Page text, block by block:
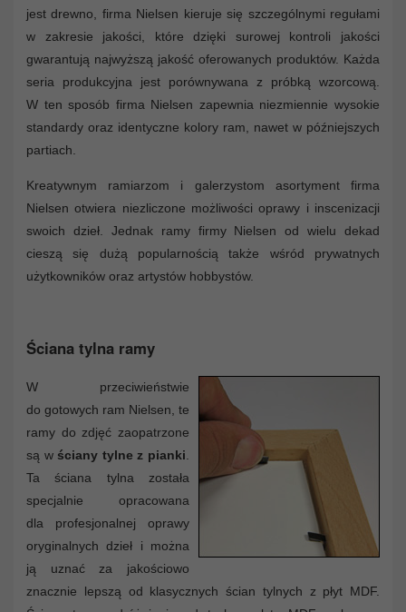
jest drewno, firma Nielsen kieruje się szczególnymi regułami
w zakresie jakości, które dzięki surowej kontroli jakości
gwarantują najwyższą jakość oferowanych produktów. Każda
seria produkcyjna jest porównywana z próbką wzorcową.
W ten sposób firma Nielsen zapewnia niezmiennie wysokie
standardy oraz identyczne kolory ram, nawet w późniejszych
partiach.
Kreatywnym ramiarzom i galerzystom asortyment firma
Nielsen otwiera niezliczone możliwości oprawy i inscenizacji
swoich dzieł. Jednak ramy firmy Nielsen od wielu dekad
cieszą się dużą popularnością także wśród prywatnych
użytkowników oraz artystów hobbystów.
Ściana tylna ramy
W przeciwieństwie
do gotowych ram Nielsen, te
ramy do zdjęć zaopatrzone
są w ściany tylne z pianki.
Ta ściana tylna została
specjalnie opracowana
dla profesjonalnej oprawy
oryginalnych dzieł i można
ją uznać za jakościowo
znacznie lepszą od klasycznych ścian tylnych z płyt MDF.